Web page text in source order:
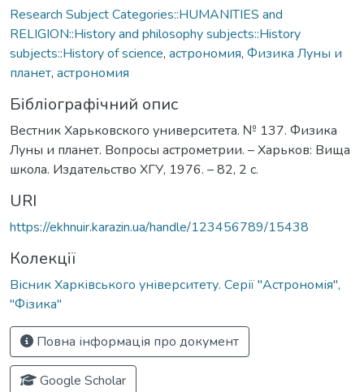
Research Subject Categories::HUMANITIES and
RELIGION::History and philosophy subjects::History
subjects::History of science, астрономия, Физика Луны и
планет, астрономия
Бібліографічний опис
Вестник Харьковского университета. № 137. Физика
Луны и планет. Вопросы астрометрии. – Харьков: Вища
школа. Издательство ХГУ, 1976. – 82, 2 с.
URI
https://ekhnuir.karazin.ua/handle/123456789/15438
Колекції
Вісник Харківського університету. Серії "Астрономія",
"Фізика"
Повна інформація про документ
Google Scholar